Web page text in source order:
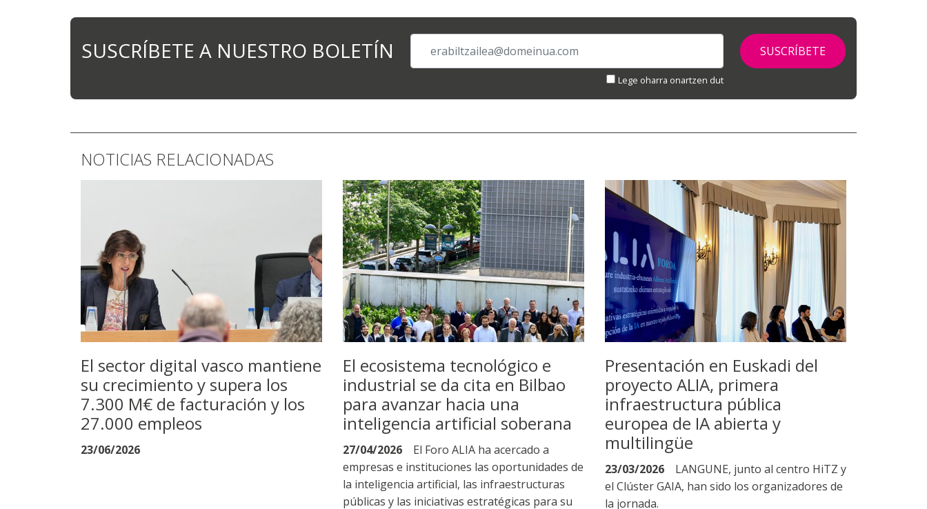
SUSCRÍBETE A NUESTRO BOLETÍN
Lege oharra onartzen dut
NOTICIAS RELACIONADAS
El sector digital vasco mantiene
su crecimiento y supera los
7.300 M€ de facturación y los
27.000 empleos
23/06/2026
El ecosistema tecnológico e
industrial se da cita en Bilbao
para avanzar hacia una
inteligencia artificial soberana
27/04/2026
El Foro ALIA ha acercado a
empresas e instituciones las oportunidades de
la inteligencia artificial, las infraestructuras
públicas y las iniciativas estratégicas para su
Presentación en Euskadi del
proyecto ALIA, primera
infraestructura pública
europea de IA abierta y
multilingüe
23/03/2026
LANGUNE, junto al centro HiTZ y
el Clúster GAIA, han sido los organizadores de
la jornada.